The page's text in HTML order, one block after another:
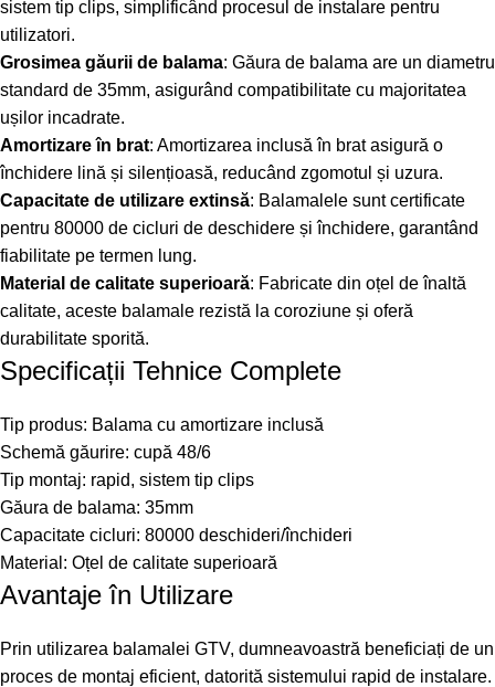
sistem tip clips, simplificând procesul de instalare pentru
utilizatori.
Grosimea găurii de balama: Găura de balama are un diametru
standard de 35mm, asigurând compatibilitate cu majoritatea
ușilor incadrate.
Amortizare în brat: Amortizarea inclusă în brat asigură o
închidere lină și silențioasă, reducând zgomotul și uzura.
Capacitate de utilizare extinsă: Balamalele sunt certificate
pentru 80000 de cicluri de deschidere și închidere, garantând
fiabilitate pe termen lung.
Material de calitate superioară: Fabricate din oțel de înaltă
calitate, aceste balamale rezistă la coroziune și oferă
durabilitate sporită.
Specificații Tehnice Complete
Tip produs: Balama cu amortizare inclusă
Schemă găurire: cupă 48/6
Tip montaj: rapid, sistem tip clips
Găura de balama: 35mm
Capacitate cicluri: 80000 deschideri/închideri
Material: Oțel de calitate superioară
Avantaje în Utilizare
Prin utilizarea balamalei GTV, dumneavoastră beneficiați de un
proces de montaj eficient, datorită sistemului rapid de instalare.